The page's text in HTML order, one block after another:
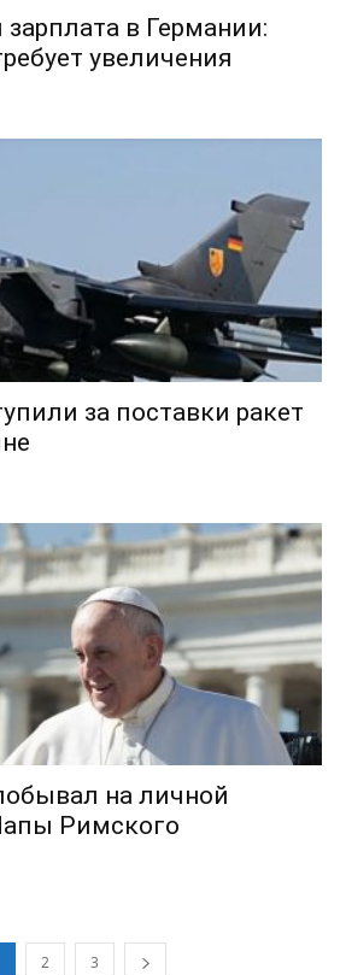
в Германии:
увеличения
за поставки ракет
на личной
Римского
2 3